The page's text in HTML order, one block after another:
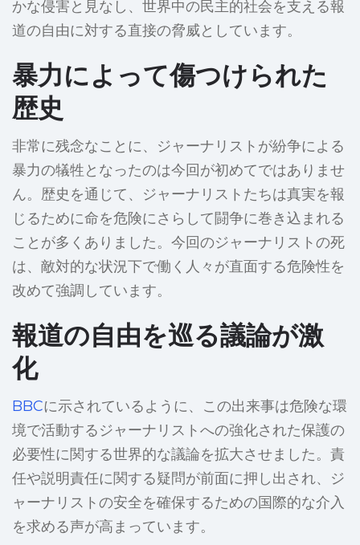
かな侵害と見なし、世界中の民主的社会を支える報
道の自由に対する直接の脅威としています。
暴力によって傷つけられた
歴史
非常に残念なことに、ジャーナリストが紛争による
暴力の犠牲となったのは今回が初めてではありませ
ん。歴史を通じて、ジャーナリストたちは真実を報
じるために命を危険にさらして闘争に巻き込まれる
ことが多くありました。今回のジャーナリストの死
は、敵対的な状況下で働く人々が直面する危険性を
改めて強調しています。
報道の自由を巡る議論が激
化
BBCに示されているように、この出来事は危険な環
境で活動するジャーナリストへの強化された保護の
必要性に関する世界的な議論を拡大させました。責
任や説明責任に関する疑問が前面に押し出され、ジ
ャーナリストの安全を確保するための国際的な介入
を求める声が高まっています。